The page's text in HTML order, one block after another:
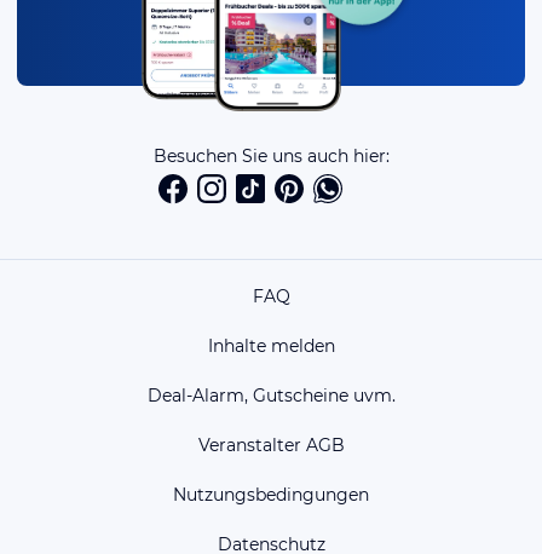
Besuchen Sie uns auch hier:
FAQ
Inhalte melden
Deal-Alarm, Gutscheine uvm.
Veranstalter AGB
Nutzungsbedingungen
Datenschutz